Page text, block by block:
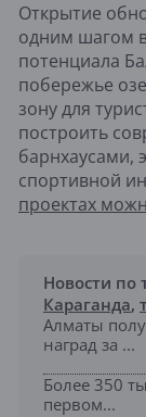
Открытие
одним шагом
потенциала
побережье
зону для
построить
барнхаусами,
спортивной
проектах
Новости по
Караганда,
Алматы
наград за ...
Более 350
первом...